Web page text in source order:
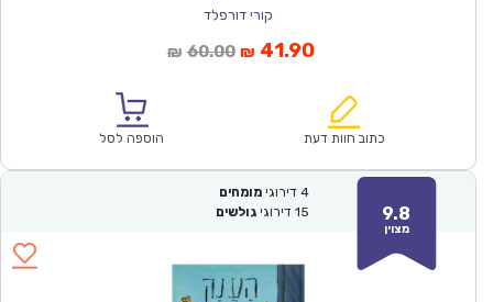
קורי דורפלד
₪ 60.00המחיר
₪60.00.
₪ 41.90המחיר
הוא:
כתוב חוות דעת הוספה לסל
9.8
מצוין
4 דירוגי מומחים
15 דירוגי גולשים